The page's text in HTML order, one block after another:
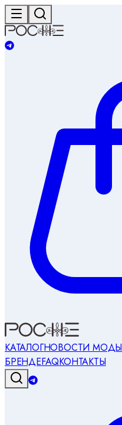
КАТАЛОГНОВОСТИ МОДЫ
БРЕНДЕFAQКОНТАКТЫ